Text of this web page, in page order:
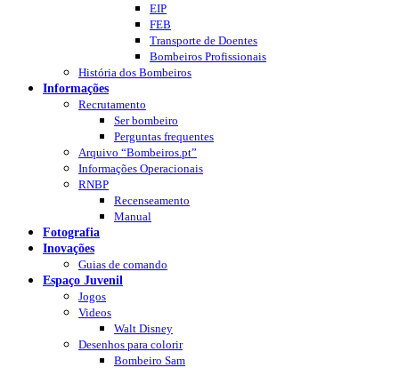
EIP
FEB
Transporte de Doentes
Bombeiros Profissionais
História dos Bombeiros
Informações
Recrutamento
Ser bombeiro
Perguntas frequentes
Arquivo “Bombeiros.pt”
Informações Operacionais
RNBP
Recenseamento
Manual
Fotografia
Inovações
Guias de comando
Espaço Juvenil
Jogos
Videos
Walt Disney
Desenhos para colorir
Bombeiro Sam